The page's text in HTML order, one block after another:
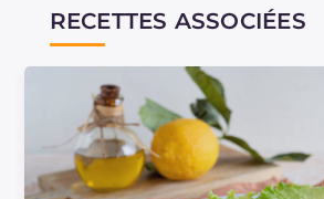
RECETTES ASSOCIÉES